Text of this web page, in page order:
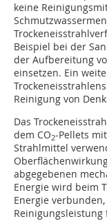
keine
Beispiel bei der
der Aufbereitung
einsetzen. Ein
Reinigung von
Das
dem CO2-Pellets
Strahlmittel
abgegebenen
Energie wird beim
Energie
Reinigungsleistung